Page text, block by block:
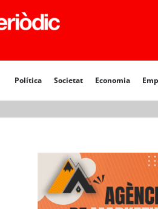
Política Societat Economia
Política Societat